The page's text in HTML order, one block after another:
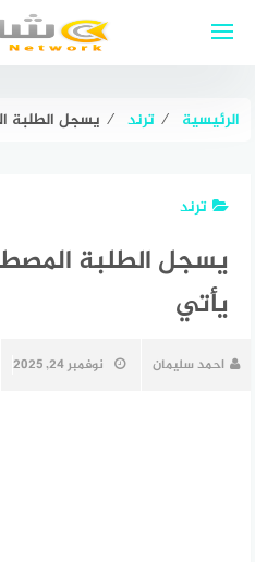
الرئيسية ⁄ ترند ⁄ يسجل الطلبة
ترند
يسجل الطلبة
يأتي
احمد سليمان نوفمبر 24, 2025